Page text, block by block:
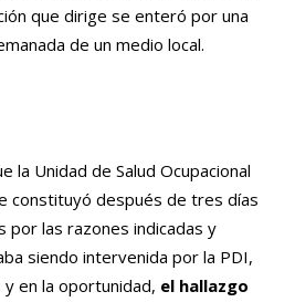
que dirige se enteró por una
de un medio local.
la Unidad de Salud Ocupacional
constituyó después de tres días
por las razones indicadas y
siendo intervenida por la PDI,
en la oportunidad, el hallazgo